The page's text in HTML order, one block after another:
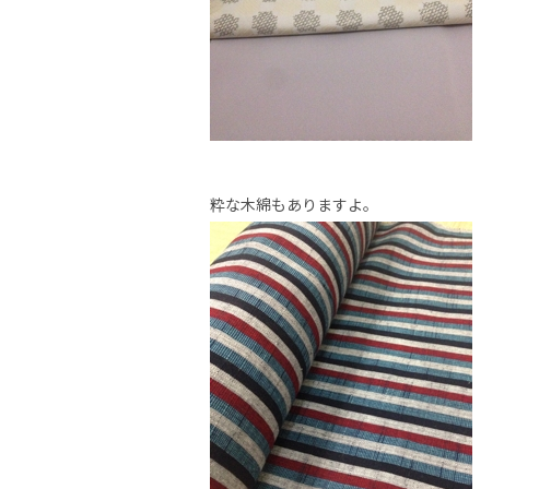
粋な木綿もありますよ。